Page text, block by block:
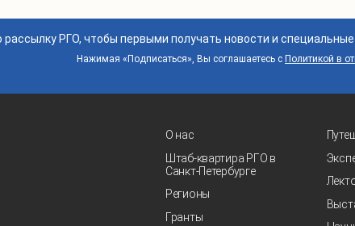
РГО, чтобы первыми получать новости и
Нажимая «Подписаться», Вы соглашаетесь с Политикой в
О нас
Штаб-квартира РГО в
Санкт‑Петербурге
Регионы
Гранты